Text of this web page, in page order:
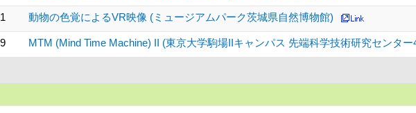
動物の色覚によるVR映像 (ミュージアムパーク茨城県自然博物館)
MTM (Mind Time Machine) II (東京大学駒場IIキャンパス 先端科学技術研究センター